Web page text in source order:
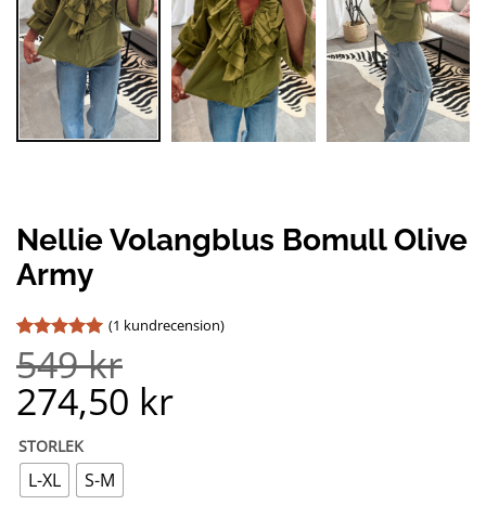
Nellie Volangblus Bomull Olive
Army
Betygsatt
5
av 5
baserat på
1
kundrecension
(1 kundrecension)
549kr
274,50 kr
STORLEK
L-XL S-M